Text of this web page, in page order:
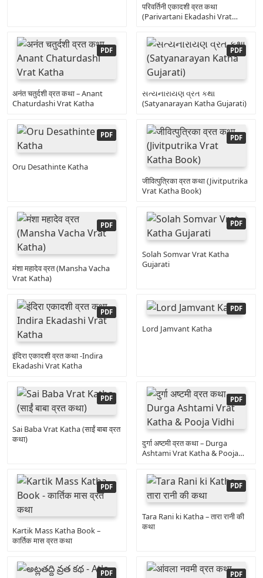
परिवर्तिनी एकादशी व्रत कथा
(Parivartani Ekadashi Vrat
अनंत चतुर्दशी व्रत कथा – Anant
Chaturdashi Vrat Katha
સત્યનારાયણ વ્રત કથા
(Satyanarayan Katha Gujarati)
Oru Desathinte Katha
जीवित्पुत्रिका व्रत कथा (Jivitputrika
Vrat Katha Book)
मंशा महादेव व्रत (Mansha Vacha
Vrat Katha)
Solah Somvar Vrat Katha
Gujarati
इंदिरा एकादशी व्रत कथा -Indira
Ekadashi Vrat Katha
Lord Jamvant Katha
Sai Baba Vrat Katha (साईं बाबा व्रत
कथा)
दुर्गा अष्टमी व्रत कथा – Durga
Ashtami Vrat Katha & Pooja
Kartik Mass Katha Book –
कार्तिक मास व्रत कथा
Tara Rani ki Katha – तारा रानी की
कथा